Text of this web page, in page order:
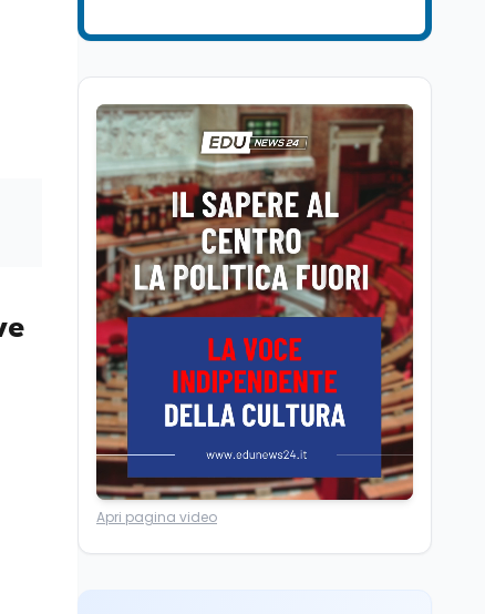
europea in memoria
di Strasburgo in ricordo
dei minatori morti a
Marcinelle nel 1956
Università
Università statali, il
Fondo ordinario 2026
sale a 9,415 miliardi, c'è
la firma della ministra
Bernini sul decreto
Tecnologia8 ago
Il cloaking selettivo di
Time: ads invisibili solo
per i chatbot AI
Mondo8 ago
14enne era bullizzato: la
Lavoro8 ago
Riforma del calcio, si
Apri pagina video